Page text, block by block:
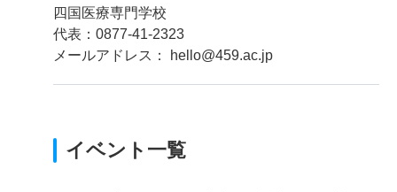
四国医療専門学校
代表：0877-41-2323
メールアドレス： hello@459.ac.jp
イベント一覧